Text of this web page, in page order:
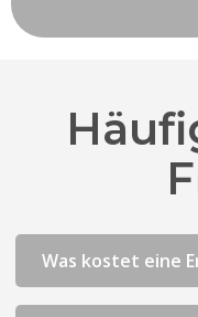
Was kostet eine